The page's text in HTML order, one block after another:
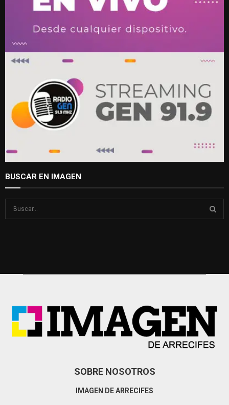
BUSCAR EN IMAGEN
SOBRE NOSOTROS
IMAGEN DE ARRECIFES